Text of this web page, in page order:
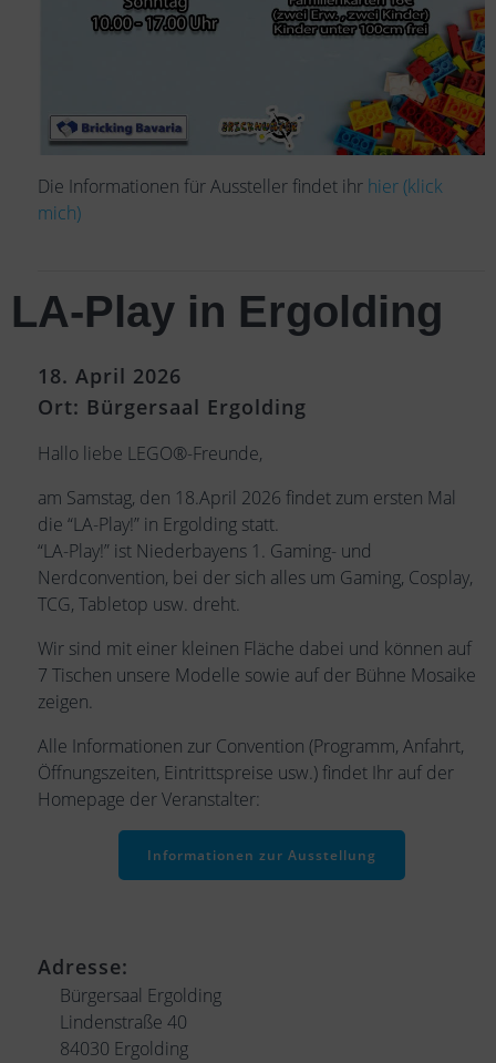
Die Informationen für Aussteller findet ihr hier (klick
mich)
LA-Play in Ergolding
18. April 2026
Ort: Bürgersaal Ergolding
Hallo liebe LEGO®-Freunde,
am Samstag, den 18.April 2026 findet zum ersten Mal
die “LA-Play!” in Ergolding statt.
“LA-Play!” ist Niederbayens 1. Gaming- und
Nerdconvention, bei der sich alles um Gaming, Cosplay,
TCG, Tabletop usw. dreht.
Wir sind mit einer kleinen Fläche dabei und können auf
7 Tischen unsere Modelle sowie auf der Bühne Mosaike
zeigen.
Alle Informationen zur Convention (Programm, Anfahrt,
Öffnungszeiten, Eintrittspreise usw.) findet Ihr auf der
Homepage der Veranstalter:
Informationen zur Ausstellung
Adresse:
Bürgersaal Ergolding
Lindenstraße 40
84030 Ergolding